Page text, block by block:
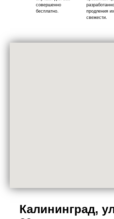
совершенно
бесплатно.
продления их
свежести.
Калининград,